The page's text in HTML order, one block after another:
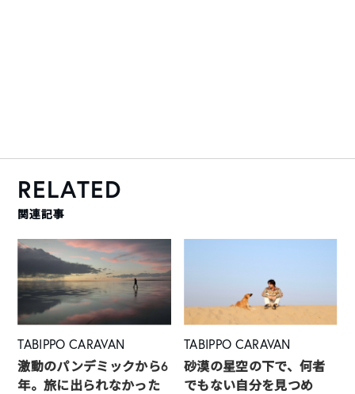
RELATED
関連記事
TABIPPO CARAVAN
激動のパンデミックから6
年。旅に出られなかった
TABIPPO CARAVAN
砂漠の星空の下で、何者
でもない自分を見つめ